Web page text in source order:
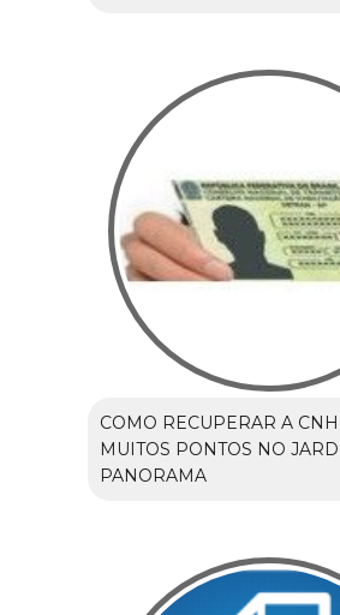
COMO RECUPERAR A
MUITOS PONTOS NO
PANORAMA